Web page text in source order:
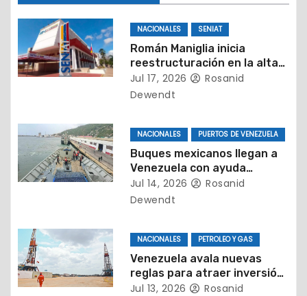
e
e
n
r
a
d
s
NACIONALES SENIAT
Román Maniglia inicia
reestructuración en la alta
dirección del Seniat con
nuevos nombramientos
Jul 17, 2026
Rosanid
Dewendt
NACIONALES PUERTOS DE VENEZUELA
Buques mexicanos llegan a
Venezuela con ayuda
humanitaria
Jul 14, 2026
Rosanid
Dewendt
NACIONALES PETROLEO Y GAS
Venezuela avala nuevas
reglas para atraer inversión
energética
Jul 13, 2026
Rosanid